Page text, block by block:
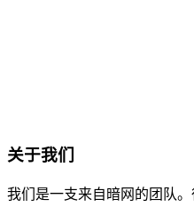
关于我们
我们是一支来自暗网的团队